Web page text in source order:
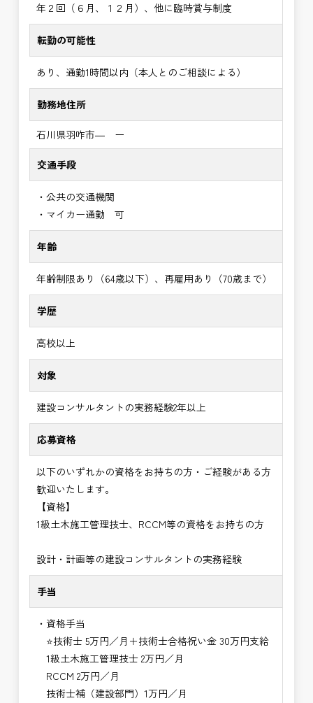
年２回（６月、１２月）、他に臨時賞与制度
転勤の可能性
あり、通勤1時間以内（本人とのご相談による）
勤務地住所
石川県羽咋市― ー
交通手段
・公共の交通機関
・マイカー通勤 可
年齢
年齢制限あり（64歳以下）、再雇用あり（70歳まで）
学歴
高校以上
対象
建設コンサルタントの実務経験2年以上
応募資格
以下のいずれかの資格をお持ちの方・ご経験がある方
歓迎いたします。
【資格】
1級土木施工管理技士、RCCM等の資格をお持ちの方
設計・計画等の建設コンサルタントの実務経験
手当
・資格手当
⭐技術士 5万円／月＋技術士合格祝い金 30万円支給
1級土木施工管理技士 2万円／月
RCCM 2万円／月
技術士補（建設部門）1万円／月